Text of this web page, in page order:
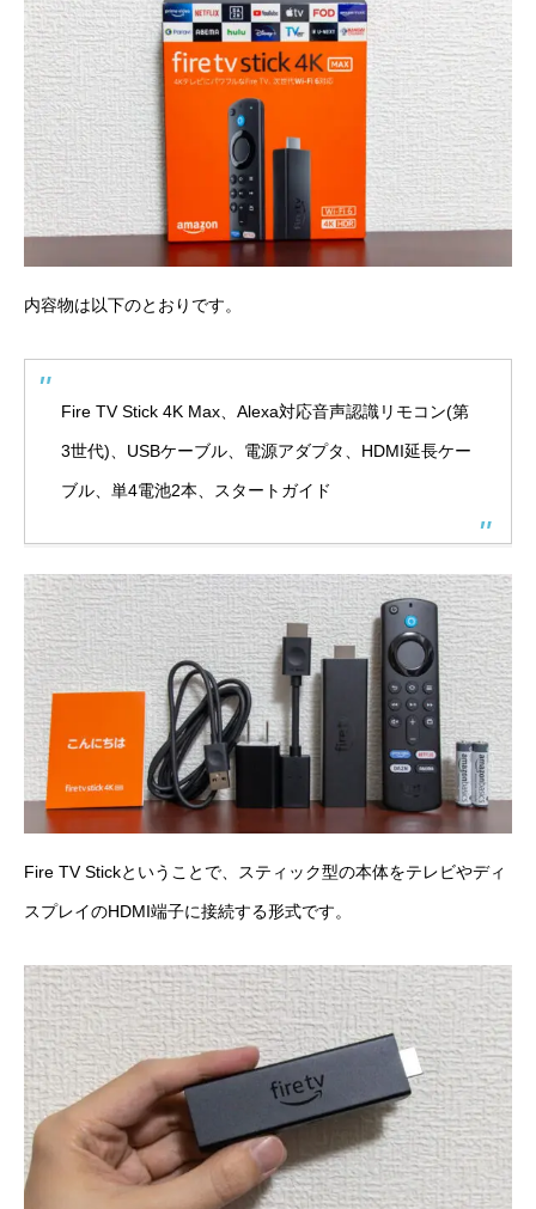
内容物は以下のとおりです。
Fire TV Stick 4K Max、Alexa対応音声認識リモコン(第
3世代)、USBケーブル、電源アダプタ、HDMI延長ケー
ブル、単4電池2本、スタートガイド
Fire TV Stickということで、スティック型の本体をテレビやディ
スプレイのHDMI端子に接続する形式です。